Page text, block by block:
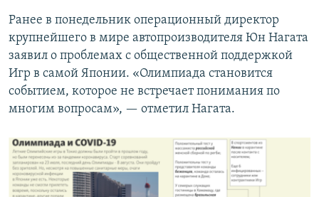
Ранее в понедельник операционный директор
крупнейшего в мире автопроизводителя Юн Нагата
заявил о проблемах с общественной поддержкой
Игр в самой Японии. «Олимпиада становится
событием, которое не встречает понимания по
многим вопросам», — отметил Нагата.